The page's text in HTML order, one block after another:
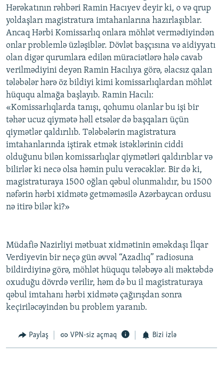
Hərəkatının rəhbəri Ramin Hacıyev deyir ki, o və qrup
yoldaşları magistratura imtahanlarına hazırlaşıblar.
Ancaq Hərbi Komissarlıq onlara möhlət vermədiyindən
onlar problemlə üzləşiblər. Dövlət başçısına və aidiyyatı
olan digər qurumlara edilən müraciətlərə hələ cavab
verilmədiyini deyən Ramin Hacılıya görə, əlacsız qalan
tələbələr hərə öz bildiyi kimi komissarlıqlardan möhlət
hüququ almağa başlayıb. Ramin Hacılı:
«Komissarlıqlarda tanışı, qohumu olanlar bu işi bir
təhər ucuz qiymətə həll etsələr də başqaları üçün
qiymətlər qaldırılıb. Tələbələrin magistratura
imtahanlarında iştirak etmək istəklərinin ciddi
olduğunu bilən komissarlıqlar qiymətləri qaldırıblar və
bilirlər ki necə olsa həmin pulu verəcəklər. Bir də ki,
magistraturaya 1500 oğlan qəbul olunmalıdır, bu 1500
nəfərin hərbi xidmətə getməməsilə Azərbaycan ordusu
nə itirə bilər ki?»
Müdafiə Nazirliyi mətbuat xidmətinin əməkdaşı İlqar
Verdiyevin bir neçə gün əvvəl “Azadlıq” radiosuna
bildirdiyinə görə, möhlət hüququ tələbəyə ali məktəbdə
oxuduğu dövrdə verilir, həm də bu il magistraturaya
qəbul imtahanı hərbi xidmətə çağırışdan sonra
keçiriləcəyindən bu problem yaranıb.
Paylaş VPN-siz açmaq Bizi izlə